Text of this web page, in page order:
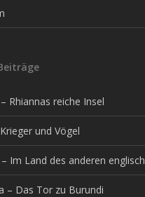
Rhiannas reiche Insel
und Vögel
Im Land des anderen englisch
– Das Tor zu Burundi